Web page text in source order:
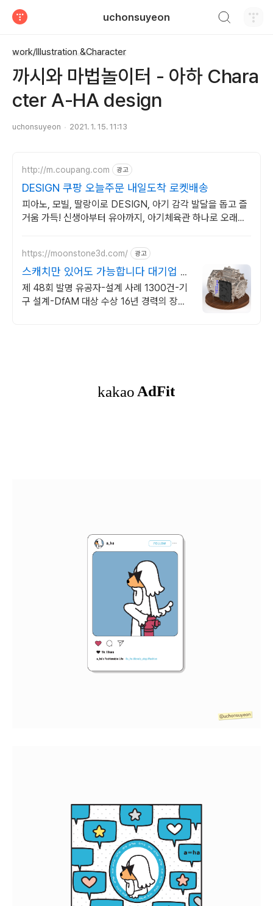
uchonsuyeon
work/Illustration &Character
까시와 마법놀이터 - 아하 Chara
cter A-HA design
uchonsuyeon 2021. 1. 15. 11:13
http://m.coupang.com 광고
DESIGN 쿠팡 오늘주문 내일도착 로켓배송
피아노, 모빌, 딸랑이로 DESIGN, 아기 감각 발달을 돕고 즐
거움 가득! 신생아부터 유아까지, 아기체육관 하나로 오래오
https://moonstone3d.com/ 광고
스캐치만 있어도 가능합니다 대기업 납
품 사례 다수
제 48회 발명 유공자-설계 사례 1300건-기
구 설계-DfAM 대상 수상 16년 경력의 장관